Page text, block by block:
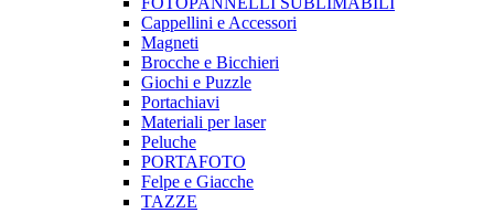
Cappellini e Accessori
Magneti
Brocche e Bicchieri
Giochi e Puzzle
Portachiavi
Materiali per laser
Peluche
PORTAFOTO
Felpe e Giacche
TAZZE